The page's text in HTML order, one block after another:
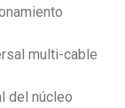
multi-cable
del núcleo